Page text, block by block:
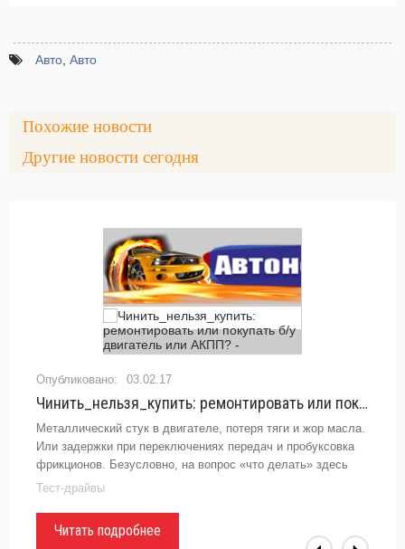
Авто Авто
Похожие новости
Другие новости сегодня
03.02.17
Чинить_нельзя_купить: ремонтировать или покупать б/у двигатель или АКПП? -
Металлический стук в двигателе, потеря тяги и жор масла.
Или задержки при переключениях передач и пробуксовка
фрикционов. Безусловно, на вопрос «что делать» здесь
всегда были варианты ответа. Однако современные
Тест-драйвы
Читать подробнее